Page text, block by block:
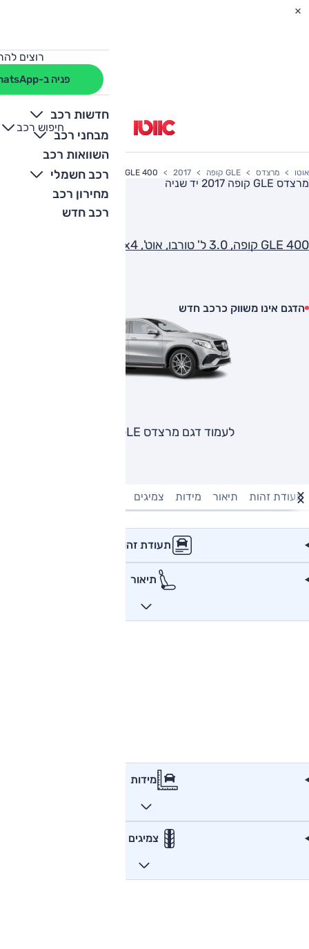
רוצים
פניה ב-WhatsApp
חדשות רכב
מבחני רכב
השוואות רכב
רכב חשמלי
מחירון רכב
רכב חדש
חיפוש רכב
+
-
אוטו מרצדס GLE קופה 2017 GLE 400 קופה, 3.0 ל' טורבו, אוט', AMG, 4x4
מרצדס GLE קופה 2017 יד שניה
GLE 400 קופה, 3.0 ל' טורבו, אוט', AMG, 4x4
הדגם אינו משווק כרכב חדש
לעמוד דגם מרצדס GLE קופה
תעודת זהות תיאור מידות צמיגים
תעודת זהות
תיאור
מידות
צמיגים